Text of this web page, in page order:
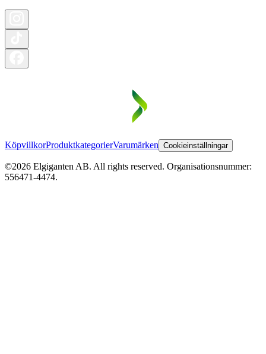
KöpvillkorProduktkategorierVarumärken Cookieinställningar
©2026 Elgiganten AB. All rights reserved. Organisationsnummer:
556471-4474.